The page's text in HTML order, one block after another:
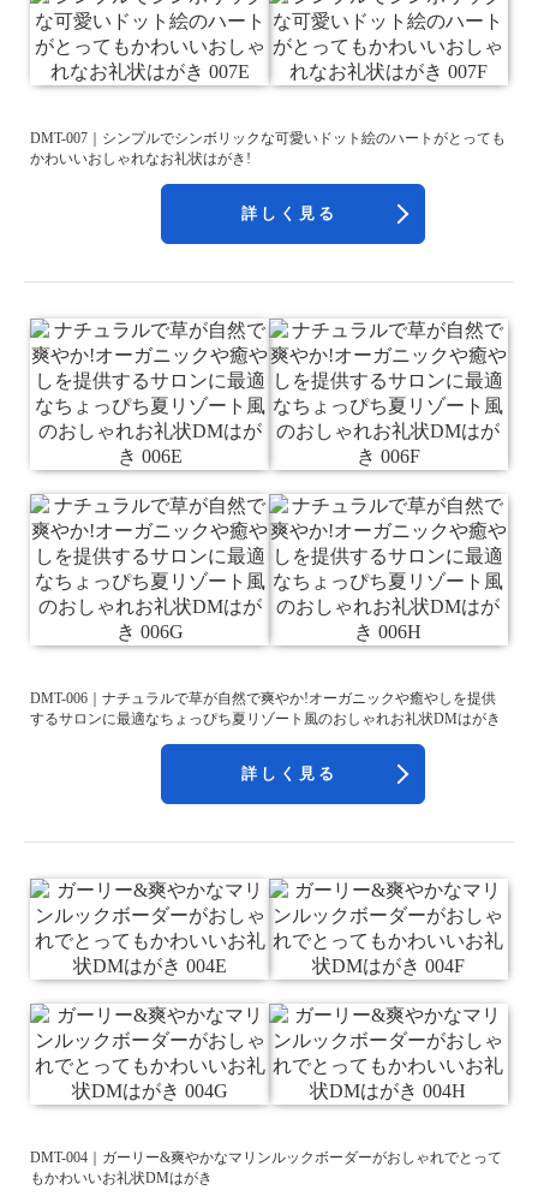
DMT-007｜シンプルでシンボリックな可愛いドット絵のハートがとっても
かわいいおしゃれなお礼状はがき!
詳しく見る
DMT-006｜ナチュラルで草が自然で爽やか!オーガニックや癒やしを提供
するサロンに最適なちょっぴち夏リゾート風のおしゃれお礼状DMはがき
詳しく見る
DMT-004｜ガーリー&爽やかなマリンルックボーダーがおしゃれでとって
もかわいいお礼状DMはがき